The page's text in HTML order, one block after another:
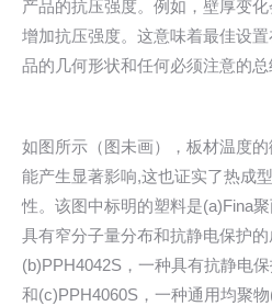
产品的抗压强度。例如，壁厚变
增加抗压强度。这意味着最佳设
品的几何形状和任何必须注意的总
如图所示（图未画），板材温度
能产生显著影响,这也证实了热成
性。该图中标明的塑料是(a)Fina
具有窄分子量分布和抗静电保护的
(b)PPH4042S，一种具有抗静电
和(c)PPH4060S，一种通用均聚